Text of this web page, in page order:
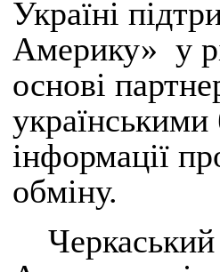
Україні
Америку» у
основі
українськими
інформації
обміну.